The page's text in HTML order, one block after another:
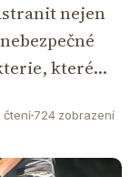
nejen
které…
čtení 724 zobrazení